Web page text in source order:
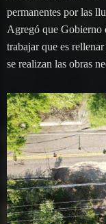
permanentes por las
Agregó que Gobierno
trabajar que es
se realizan las obras